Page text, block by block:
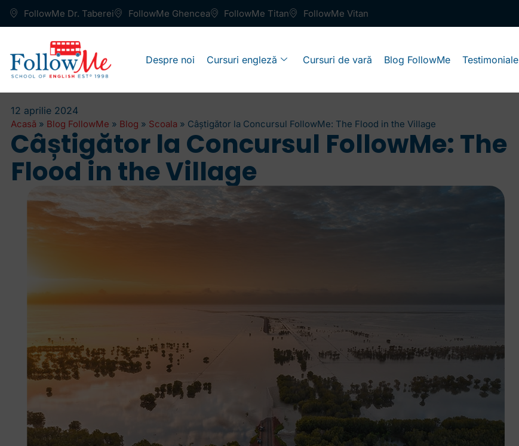
FollowMe Dr. Taberei FollowMe Ghencea FollowMe Titan FollowMe Vitan
Despre noi Cursuri engleză Cursuri de vară Blog FollowMe Testimoniale
12 aprilie 2024
Acasă » Blog FollowMe » Blog » Scoala » Câștigător la Concursul FollowMe: The Flood in the Village
Câștigător la Concursul FollowMe: The
Flood in the Village